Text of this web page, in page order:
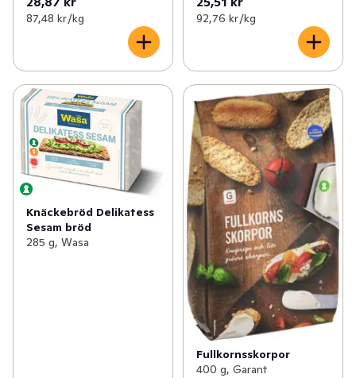
87,48 kr /kg 92,76 kr /kg
Knäckebröd Delikatess
Sesam bröd
285 g, Wasa
Fullkornsskorpor
400 g, Garant